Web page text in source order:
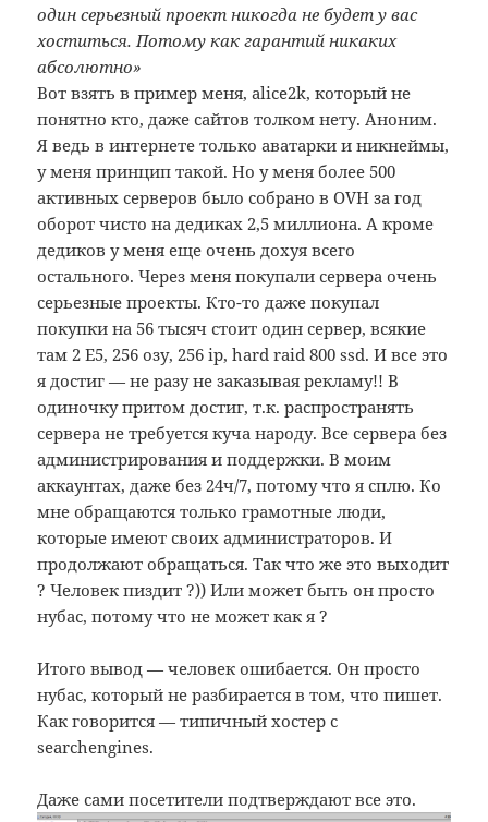
один серьезный проект никогда не будет у вас
хоститься. Потому как гарантий никаких
абсолютно»
Вот взять в пример меня, alice2k, который не
понятно кто, даже сайтов толком нету. Аноним.
Я ведь в интернете только аватарки и никнеймы,
у меня принцип такой. Но у меня более 500
активных серверов было собрано в OVH за год
оборот чисто на дедиках 2,5 миллиона. А кроме
дедиков у меня еще очень дохуя всего
остального. Через меня покупали сервера очень
серьезные проекты. Кто-то даже покупал
покупки на 56 тысяч стоит один сервер, всякие
там 2 E5, 256 озу, 256 ip, hard raid 800 ssd. И все это
я достиг — не разу не заказывая рекламу!! В
одиночку притом достиг, т.к. распространять
сервера не требуется куча народу. Все сервера без
администрирования и поддержки. В моим
аккаунтах, даже без 24ч/7, потому что я сплю. Ко
мне обращаются только грамотные люди,
которые имеют своих администраторов. И
продолжают обращаться. Так что же это выходит
? Человек пиздит ?)) Или может быть он просто
нубас, потому что не может как я ?
Итого вывод — человек ошибается. Он просто
нубас, который не разбирается в том, что пишет.
Как говорится — типичный хостер с
searchengines.
Даже сами посетители подтверждают все это.